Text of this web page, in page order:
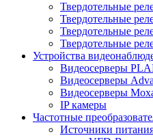
Твердотельные
Твердотельные
Твердотельные
Твердотельные
Устройства
Видеосерверы
Видеосерверы
Видеосерверы
IP камеры
Частотные
Источники